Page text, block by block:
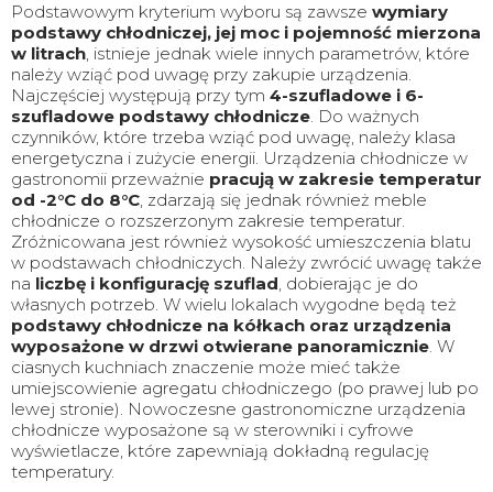
Podstawowym kryterium wyboru są zawsze wymiary
podstawy chłodniczej, jej moc i pojemność mierzona
w litrach, istnieje jednak wiele innych parametrów, które
należy wziąć pod uwagę przy zakupie urządzenia.
Najczęściej występują przy tym 4-szufladowe i 6-
szufladowe podstawy chłodnicze. Do ważnych
czynników, które trzeba wziąć pod uwagę, należy klasa
energetyczna i zużycie energii. Urządzenia chłodnicze w
gastronomii przeważnie pracują w zakresie temperatur
od -2°C do 8°C, zdarzają się jednak również meble
chłodnicze o rozszerzonym zakresie temperatur.
Zróżnicowana jest również wysokość umieszczenia blatu
w podstawach chłodniczych. Należy zwrócić uwagę także
na liczbę i konfigurację szuflad, dobierając je do
własnych potrzeb. W wielu lokalach wygodne będą też
podstawy chłodnicze na kółkach oraz urządzenia
wyposażone w drzwi otwierane panoramicznie. W
ciasnych kuchniach znaczenie może mieć także
umiejscowienie agregatu chłodniczego (po prawej lub po
lewej stronie). Nowoczesne gastronomiczne urządzenia
chłodnicze wyposażone są w sterowniki i cyfrowe
wyświetlacze, które zapewniają dokładną regulację
temperatury.